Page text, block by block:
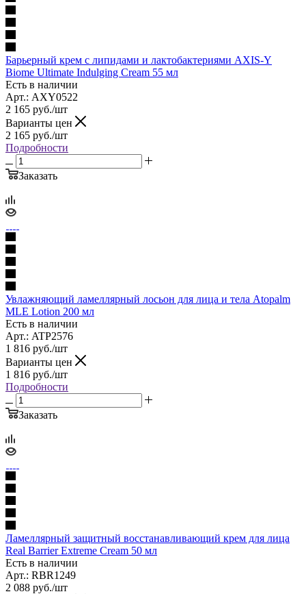
Барьерный крем с липидами и лактобактериями AXIS-Y
Biome Ultimate Indulging Cream 55 мл
Есть в наличии
Арт.: AXY0522
2 165 руб./шт
Варианты цен
2 165 руб./шт
Подробности
Заказать
Увлажняющий ламеллярный лосьон для лица и тела Atopalm
MLE Lotion 200 мл
Есть в наличии
Арт.: ATP2576
1 816 руб./шт
Варианты цен
1 816 руб./шт
Подробности
Заказать
Ламеллярный защитный восстанавливающий крем для лица
Real Barrier Extreme Cream 50 мл
Есть в наличии
Арт.: RBR1249
2 088 руб./шт